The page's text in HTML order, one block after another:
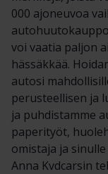
000 ajoneuvoa
voi vaatia paljon
hässäkkää.
autosi
perusteellisen ja
ja puhdistamme
paperityöt,
omistaja ja
Anna Kvdcarsin